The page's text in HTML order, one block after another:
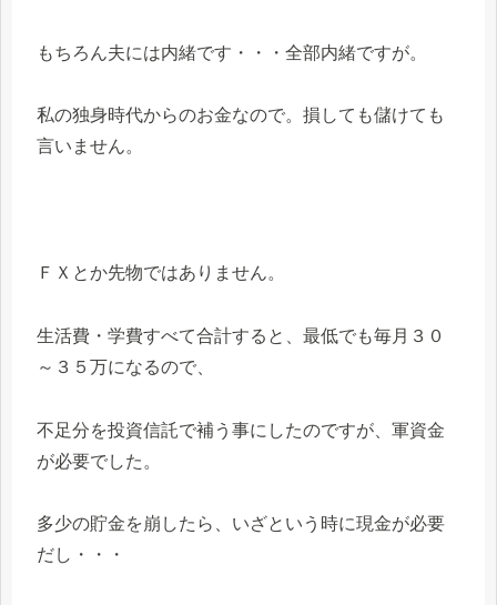
もちろん夫には内緒です・・・全部内緒ですが。
私の独身時代からのお金なので。損しても儲けても
言いません。
ＦＸとか先物ではありません。
生活費・学費すべて合計すると、最低でも毎月３０
～３５万になるので、
不足分を投資信託で補う事にしたのですが、軍資金
が必要でした。
多少の貯金を崩したら、いざという時に現金が必要
だし・・・